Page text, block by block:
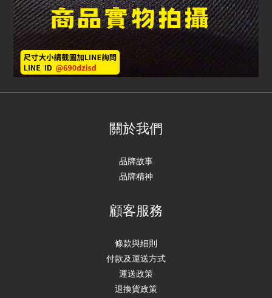
關於我們
品牌故事
品牌精神
顧客服務
條款與細則
付款及運送方式
運送政策
退換貨政策